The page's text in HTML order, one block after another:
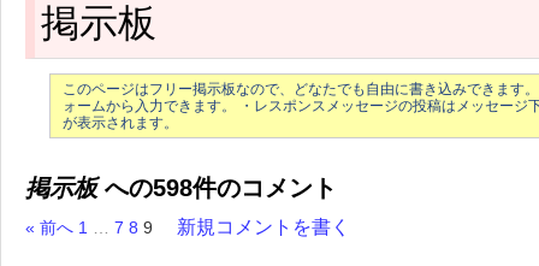
掲示板
このページはフリー掲示板なので、どなたでも自由に書き込みできます
ォームから入力できます。 ・レスポンスメッセージの投稿はメッセージ
が表示されます。
掲示板への598件のコメント
« 前へ 1 7 8 9 新規コメントを書く